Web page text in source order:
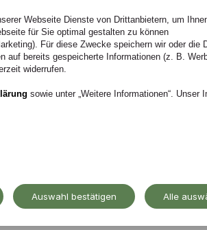
Webseite Dienste von Drittanbietern, um
für Sie optimal gestalten zu können
Für diese Zwecke speichern wir oder die
auf bereits gespeicherte Informationen (z. B.
widerrufen.
sowie unter „Weitere Informationen“. Unser
Auswahl bestätigen Alle